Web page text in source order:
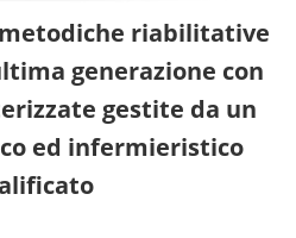
riabilitative
generazione con
gestite da un
ed infermieristico